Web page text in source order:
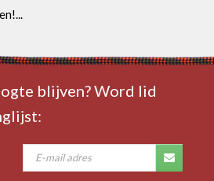
blijven? Word lid